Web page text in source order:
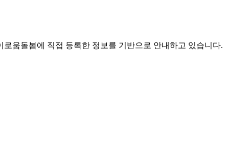
움돌봄에 직접 등록한 정보를 기반으로 안내하고 있습니다.